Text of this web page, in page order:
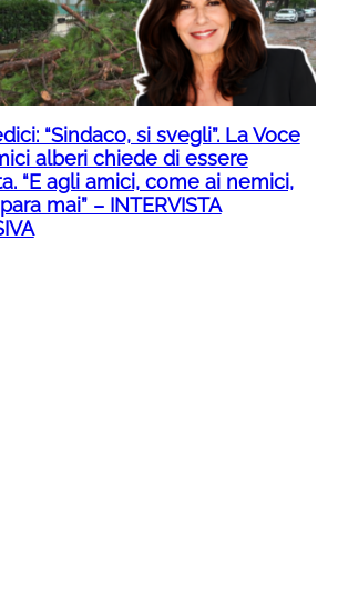
“Sindaco, si svegli”. La Voce
alberi chiede di essere
“E agli amici, come ai nemici,
mai” – INTERVISTA